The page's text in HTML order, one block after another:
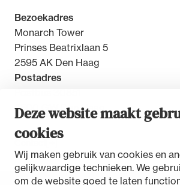
Deze website maakt
cookies
Wij maken gebruik van cookies en
gelijkwaardige technieken. We
om de website goed te laten
Bezoekadres
Monarch Tower
Prinses Beatrixlaan 5
2595 AK Den Haag
Postadres
2500 GW Den Haag